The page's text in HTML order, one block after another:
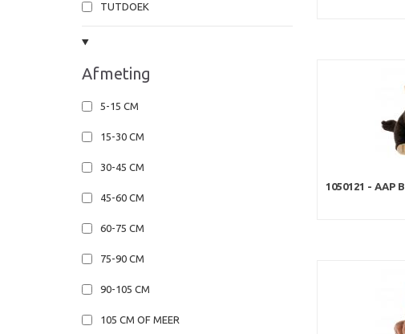
TUTDOEK
Afmeting
5-15 CM
15-30 CM
30-45 CM
45-60 CM
60-75 CM
75-90 CM
90-105 CM
105 CM OF MEER
1050121 - AAP